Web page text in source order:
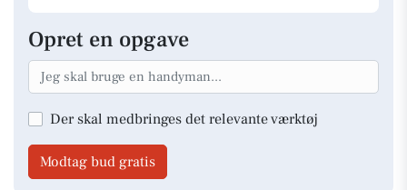
Opret en opgave
Der skal medbringes det relevante værktøj
Modtag bud gratis